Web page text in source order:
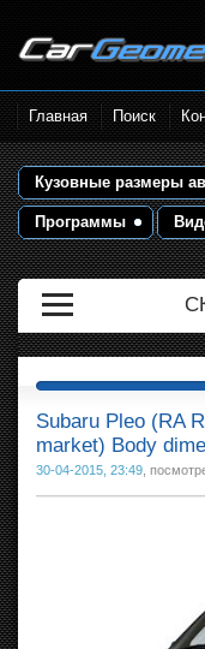
Размеры кузова
Контрольные точки и
размеры. Геометрия
Главная Поиск
Кузовные размеры
Программы
Subaru Pleo (RA
market) Body
30-04-2015, 23:49 ,